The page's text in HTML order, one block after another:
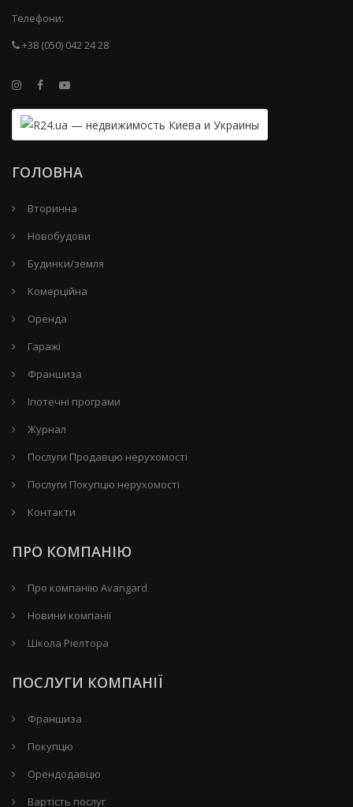
Телефони:
+38 (050) 042 24 28
ГОЛОВНА
Вторинна
Новобудови
Будинки/земля
Комерційна
Оренда
Гаражі
Франшиза
Іпотечні програми
Журнал
Послуги Продавцю нерухомості
Послуги Покупцю нерухомості
Контакти
ПРО КОМПАНІЮ
Про компанію Avangard
Новини компанії
Школа Ріелтора
ПОСЛУГИ КОМПАНІЇ
Франшиза
Покупцю
Орендодавцю
Вартість послуг